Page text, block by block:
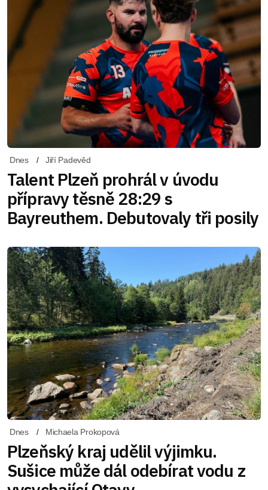
Dnes Jiří Padevěd
Talent Plzeň prohrál v úvodu
přípravy těsně 28:29 s
Bayreuthem. Debutovaly tři posily
Dnes Michaela Prokopová
Plzeňský kraj udělil výjimku.
Sušice může dál odebírat vodu z